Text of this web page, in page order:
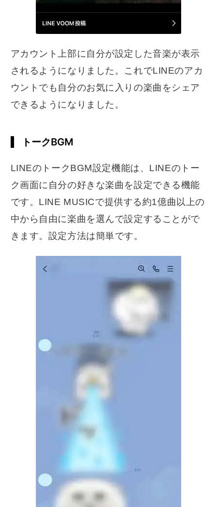
アカウント上部に自分が設定した音楽が表示
されるようになりました。これでLINEのアカ
ウントでも自分のお気に入りの楽曲をシェア
できるようになりました。
トークBGM
LINEのトークBGM設定機能は、LINEのトー
ク画面に自分の好きな楽曲を設定できる機能
です。LINE MUSICで提供する約1億曲以上の
中から自由に楽曲を選んで設定することがで
きます。設定方法は簡単です。